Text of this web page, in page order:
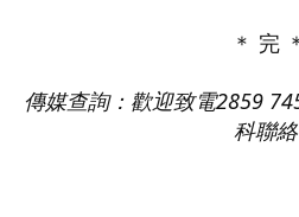
＊ 完
傳媒查詢：歡迎致電2859
科聯絡